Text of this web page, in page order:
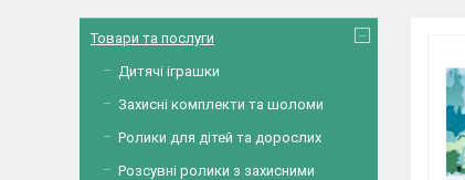
Товари та послуги
Дитячі іграшки
Захисні комплекти та шоломи
Ролики для дітей та дорослих
Розсувні ролики з захисними